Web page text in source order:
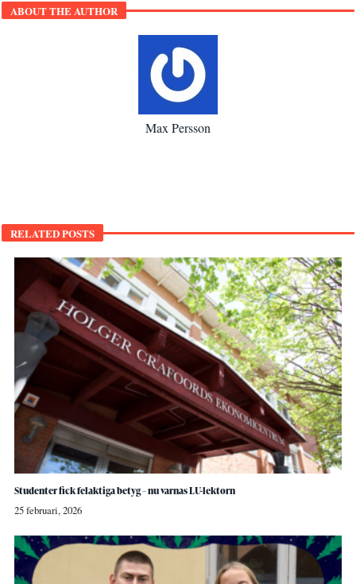
ABOUT THE AUTHOR
Max Persson
RELATED POSTS
Studenter fick felaktiga betyg – nu varnas LU-lektorn
25 februari, 2026